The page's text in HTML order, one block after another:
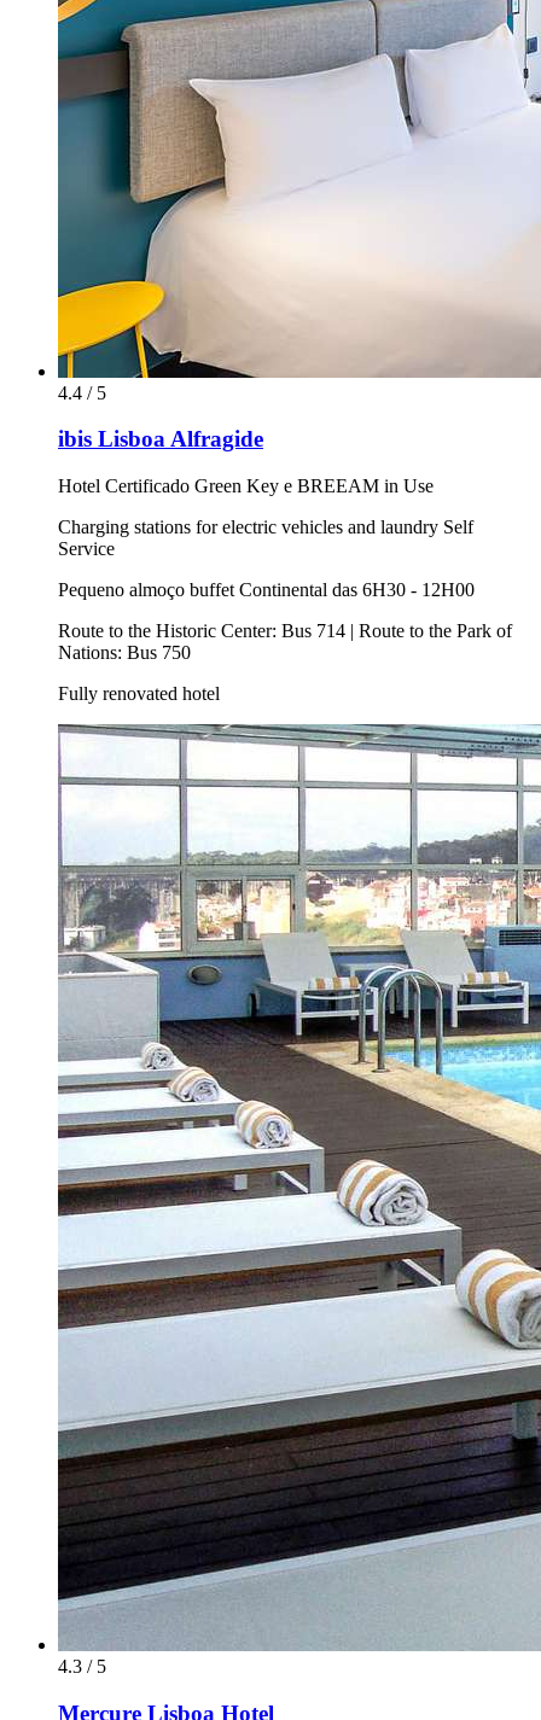
4.4 / 5
ibis Lisboa Alfragide
Hotel Certificado Green Key e BREEAM in Use
Charging stations for electric vehicles and laundry Self
Service
Pequeno almoço buffet Continental das 6H30 - 12H00
Route to the Historic Center: Bus 714 | Route to the Park of
Nations: Bus 750
Fully renovated hotel
4.3 / 5
Mercure Lisboa Hotel